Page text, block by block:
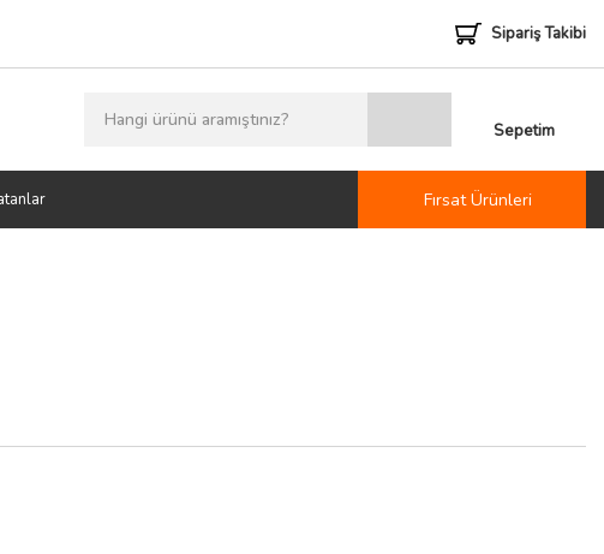
Sipariş Takibi
Sepetim
Fırsat Ürünleri